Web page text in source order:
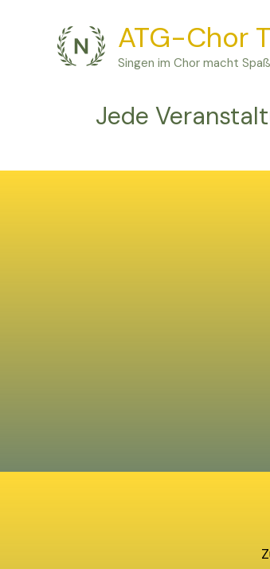
ATG-Chor
Singen im Chor macht Spaß
Jede